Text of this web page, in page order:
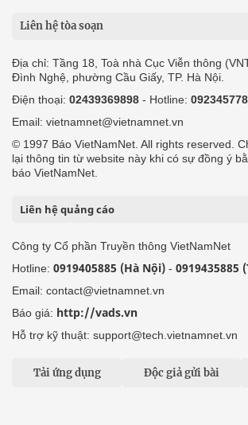
Liên hệ tòa soạn
Địa chỉ: Tầng 18, Toà nhà Cục Viễn thông
Đình Nghệ, phường Cầu Giấy, TP. Hà Nội.
Điện thoại: 02439369898 - Hotline:
Email: vietnamnet@vietnamnet.vn
© 1997 Báo VietNamNet. All rights reserved.
lại thông tin từ website này khi có sự đồng ý
báo VietNamNet.
Liên hệ quảng cáo
Công ty Cổ phần Truyền thông VietNamNet
Hotline: 0919405885 (Hà Nội) - 0919435885
Email: contact@vietnamnet.vn
Báo giá: http://vads.vn
Hỗ trợ kỹ thuật: support@tech.vietnamnet.vn
Tải ứng dụng Độc giả gửi bài